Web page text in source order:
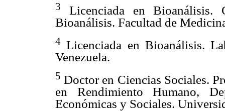
3
Licenciada en Bioanálisis.
Bioanálisis. Facultad de
4 Licenciada en Bioanálisis.
Venezuela.
5 Doctor en Ciencias Sociales.
en Rendimiento Humano,
Económicas y Sociales.